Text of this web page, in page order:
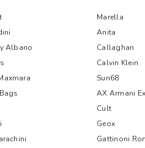
Marella
Anita
Albano Callaghan
Calvin Klein
Sun68
AX Armani
Cult
Geox
Gattinoni